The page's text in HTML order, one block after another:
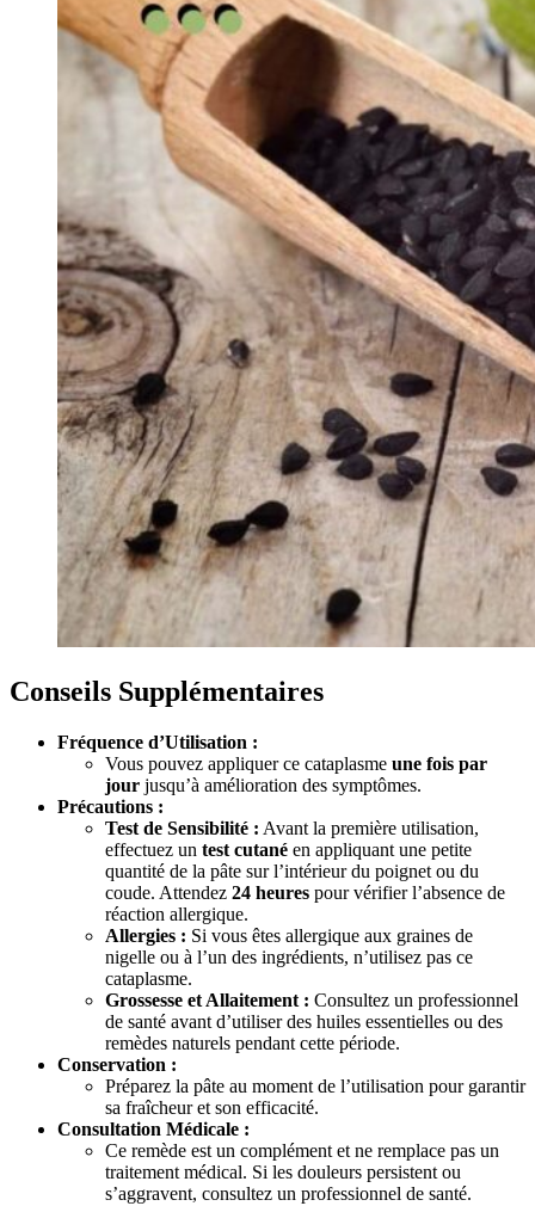
Conseils Supplémentaires
Fréquence d’Utilisation :
Vous pouvez appliquer ce cataplasme une fois par
jour jusqu’à amélioration des symptômes.
Précautions :
Test de Sensibilité : Avant la première utilisation,
effectuez un test cutané en appliquant une petite
quantité de la pâte sur l’intérieur du poignet ou du
coude. Attendez 24 heures pour vérifier l’absence de
réaction allergique.
Allergies : Si vous êtes allergique aux graines de
nigelle ou à l’un des ingrédients, n’utilisez pas ce
cataplasme.
Grossesse et Allaitement : Consultez un professionnel
de santé avant d’utiliser des huiles essentielles ou des
remèdes naturels pendant cette période.
Conservation :
Préparez la pâte au moment de l’utilisation pour garantir
sa fraîcheur et son efficacité.
Consultation Médicale :
Ce remède est un complément et ne remplace pas un
traitement médical. Si les douleurs persistent ou
s’aggravent, consultez un professionnel de santé.